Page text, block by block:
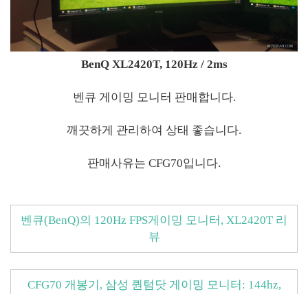
BenQ XL2420T, 120Hz / 2ms
벤큐 게이밍 모니터 판매합니다.
깨끗하게 관리하여 상태 좋습니다.
판매사유는 CFG70입니다.
벤큐(BenQ)의 120Hz FPS게이밍 모니터, XL2420T 리
뷰
CFG70 개봉기, 삼성 퀀텀닷 게이밍 모니터: 144hz,